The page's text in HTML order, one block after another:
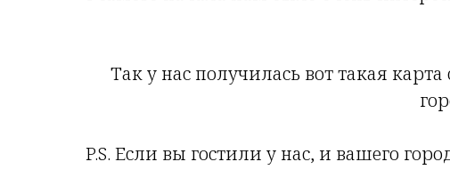
Так у нас получилась вот такая
P.S. Если вы гостили у нас, и вашего